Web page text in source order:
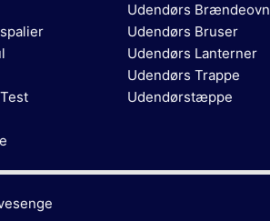
Udendørs Brændeovn
Udendørs Bruser
Udendørs Lanterner
Udendørs Trappe
Udendørstæppe